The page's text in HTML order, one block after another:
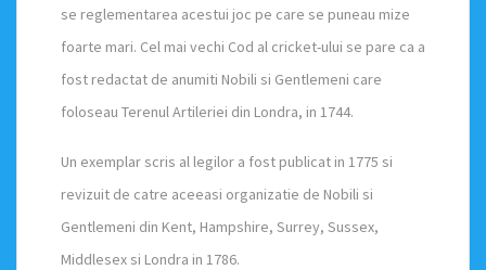
se reglementarea acestui joc pe care se puneau mize
foarte mari. Cel mai vechi Cod al cricket-ului se pare ca a
fost redactat de anumiti Nobili si Gentlemeni care
foloseau Terenul Artileriei din Londra, in 1744.
Un exemplar scris al legilor a fost publicat in 1775 si
revizuit de catre aceeasi organizatie de Nobili si
Gentlemeni din Kent, Hampshire, Surrey, Sussex,
Middlesex si Londra in 1786.